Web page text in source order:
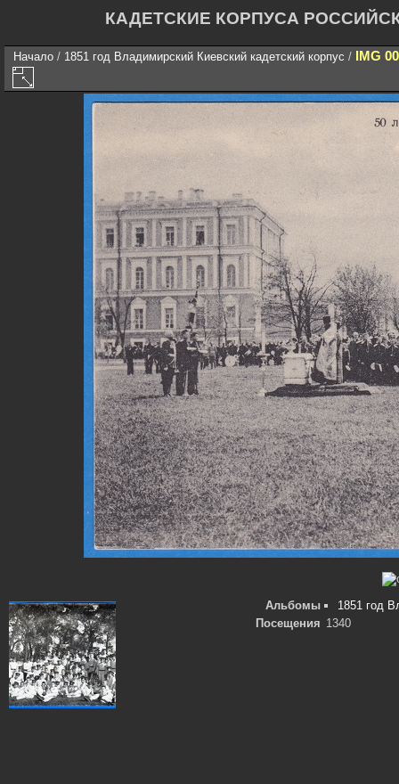
КАДЕТСКИЕ КОРПУСА
Начало / 1851 год Владимирский Киевский кадетский корпус / IMG
Альбомы
1851 год
Посещения 1340